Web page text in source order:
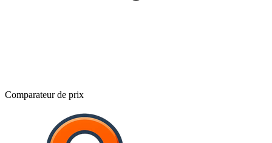
Comparateur de prix